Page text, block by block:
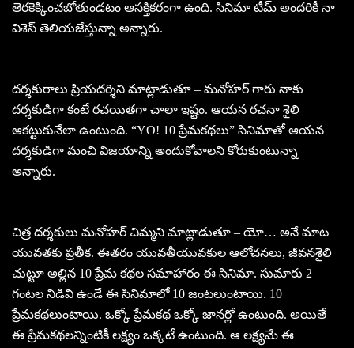
తెరకెక్కించబోతుండటం ఆసక్తికరంగా ఉంది. సినిమా టీమ్ అందరికీ నా
విశెస్ తెలియజేస్తున్నా అన్నారు.
దర్శకురాలు ప్రియదర్శిని మాట్లాడుతూ – మనోహర్ గారు నాకు
దర్శకుడిగా కంటే రచయితగా చాలా ఇష్టం. ఆయన రచనా శైలి
ఆకట్టుకునేలా ఉంటుంది. “YO! 10 ప్రేమకథలు” సినిమాతో ఆయన
దర్శకుడిగా మంచి విజయాన్ని అందుకోవాలని కోరుకుంటున్నా
అన్నారు.
చిత్ర దర్శకులు మనోహర్ చిమ్మని మాట్లాడుతూ – యో… అనే మాట
యువతకు ప్రతీక. ఈతరం యువతీయువకుల ఆలోచనలు, జీవనశైలి
చుట్టూ అల్లిన 10 ప్రేమ కథల సమాహారం ఈ సినిమా. సుమారు 2
గంటల నిడివి ఉండే ఈ సినిమాలో 10 జంటలుంటాయి. 10
ప్రేమకథలుంటాయి. ఒక్కో ప్రేమకథ ఒక్కో జానర్లో ఉంటుంది. అయితే –
ఈ ప్రేమకథలన్నింటికీ లక్ష్యం ఒక్కటే ఉంటుంది. ఆ లక్ష్యమే ఈ